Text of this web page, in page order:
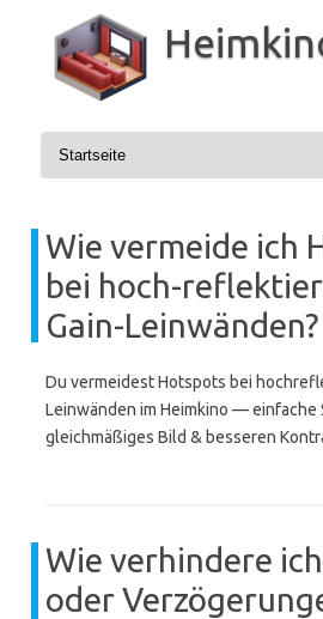
springen
Wie vermeide ich
bei hoch-
Gain-Leinwänden?
Du vermeidest Hotspots bei
Leinwänden im Heimkino — einfache
gleichmäßiges Bild & besseren
Wie verhindere ich
oder